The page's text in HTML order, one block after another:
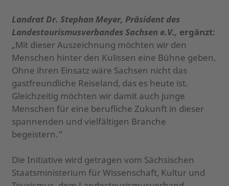
Landrat Dr. Stephan Meyer, Präsident des
Landestourismusverbandes Sachsen e.V., ergänzt:
„Mit dieser Auszeichnung möchten wir den
Menschen hinter den Kulissen eine Bühne geben.
Ohne ihren Einsatz wäre Sachsen nicht das
gastfreundliche Reiseland, das es heute ist.
Gleichzeitig möchten wir damit auch junge
Menschen für eine berufliche Zukunft in dieser
spannenden und vielfältigen Branche
begeistern.“
Die Initiative wird getragen vom Sächsischen
Staatsministerium für Wissenschaft, Kultur und